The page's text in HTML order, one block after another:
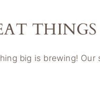
big is brewing!